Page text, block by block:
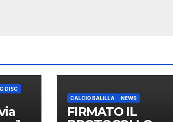
DISC
CALCIO BALILLA NEWS
FIRMATO IL